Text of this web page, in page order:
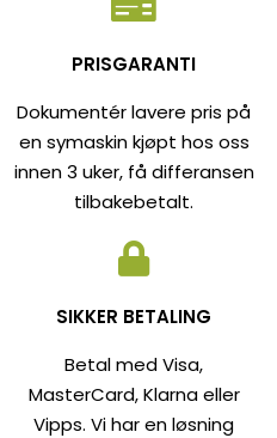
PRISGARANTI
Dokumentér lavere pris på
en symaskin kjøpt hos oss
innen 3 uker, få differansen
tilbakebetalt.
SIKKER BETALING
Betal med Visa,
MasterCard, Klarna eller
Vipps. Vi har en løsning